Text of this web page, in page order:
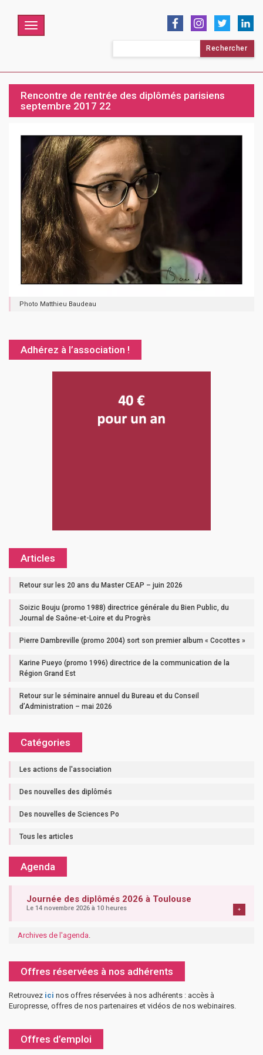
Menu
Rencontre de rentrée des diplômés parisiens
septembre 2017 22
Photo Matthieu Baudeau
Adhérez à l’association !
Articles
Retour sur les 20 ans du Master CEAP – juin 2026
Soizic Bouju (promo 1988) directrice générale du Bien Public, du
Journal de Saône-et-Loire et du Progrès
Pierre Dambreville (promo 2004) sort son premier album « Cocottes »
Karine Pueyo (promo 1996) directrice de la communication de la
Région Grand Est
Retour sur le séminaire annuel du Bureau et du Conseil
d’Administration – mai 2026
Catégories
Les actions de l'association
Des nouvelles des diplômés
Des nouvelles de Sciences Po
Tous les articles
Agenda
Journée des diplômés 2026 à Toulouse
Le 14 novembre 2026 à 10 heures +
Archives de l'agenda.
Offres réservées à nos adhérents
Retrouvez ici nos offres réservées à nos adhérents : accès à
Europresse, offres de nos partenaires et vidéos de nos webinaires.
Offres d’emploi